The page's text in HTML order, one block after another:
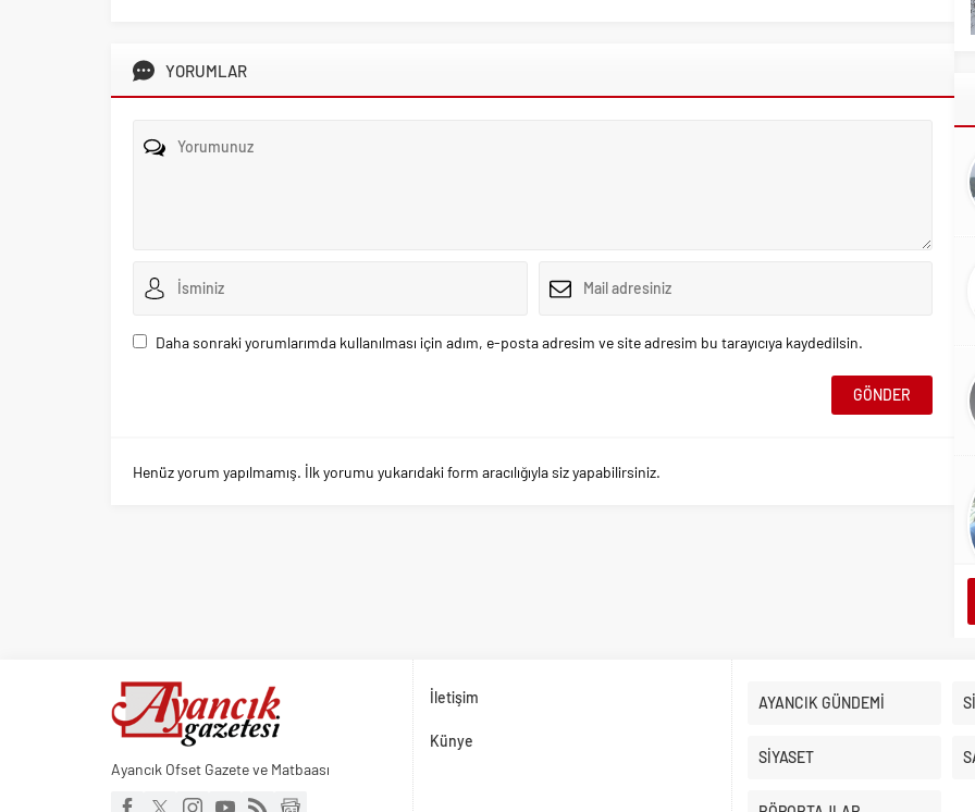
YORUMLAR
Daha sonraki yorumlarımda kullanılması için adım, e-posta adresim ve site adresim bu tarayıcıya kaydedilsin.
Henüz yorum yapılmamış. İlk yorumu yukarıdaki form aracılığıyla siz yapabilirsiniz.
Ayancık Ofset Gazete ve Matbaası
İletişim
Künye
AYANCIK GÜNDEMİ
SİYASET